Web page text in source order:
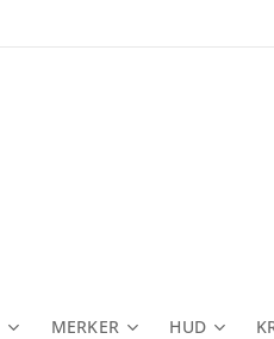
MERKER HUD